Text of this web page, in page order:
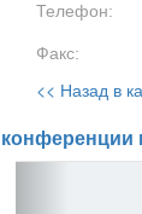
Телефон:
Факс:
<< Назад в